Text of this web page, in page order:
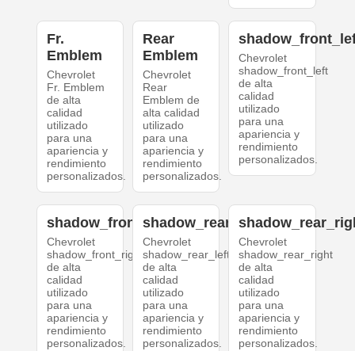
Fr.
Emblem
Chevrolet
Fr. Emblem
de alta
calidad
utilizado
para una
apariencia y
rendimiento
personalizados.
Rear
Emblem
Chevrolet
Rear
Emblem de
alta calidad
utilizado
para una
apariencia y
rendimiento
personalizados.
Chevrolet
shadow_front_left
de alta
calidad
utilizado
para una
apariencia y
rendimiento
personalizados.
shadow_front_right
Chevrolet
shadow_front_right
de alta
calidad
utilizado
para una
apariencia y
rendimiento
personalizados.
shadow_rear_left
Chevrolet
shadow_rear_left
de alta
calidad
utilizado
para una
apariencia y
rendimiento
personalizados.
Chevrolet
shadow_rear_right
de alta
calidad
utilizado
para una
apariencia y
rendimiento
personalizados.